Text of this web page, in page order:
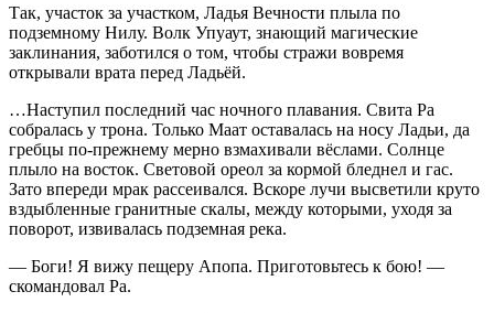
Так, участок за участком, Ладья Вечности плыла по
подземному Нилу. Волк Упуаут, знающий магические
заклинания, заботился о том, чтобы стражи вовремя
открывали врата перед Ладьёй.
…Наступил последний час ночного плавания. Свита Ра
собралась у трона. Только Маат оставалась на носу Ладьи, да
гребцы по-прежнему мерно взмахивали вёслами. Солнце
плыло на восток. Световой ореол за кормой бледнел и гас.
Зато впереди мрак рассеивался. Вскоре лучи высветили круто
вздыбленные гранитные скалы, между которыми, уходя за
поворот, извивалась подземная река.
— Боги! Я вижу пещеру Апопа. Приготовьтесь к бою! —
скомандовал Ра.